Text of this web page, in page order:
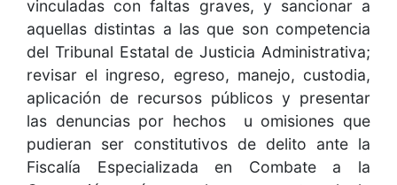
vinculadas con faltas graves, y sancionar a
aquellas distintas a las que son competencia
del Tribunal Estatal de Justicia Administrativa;
revisar el ingreso, egreso, manejo, custodia,
aplicación de recursos públicos y presentar
las denuncias por hechos u omisiones que
pudieran ser constitutivos de delito ante la
Fiscalía Especializada en Combate a la